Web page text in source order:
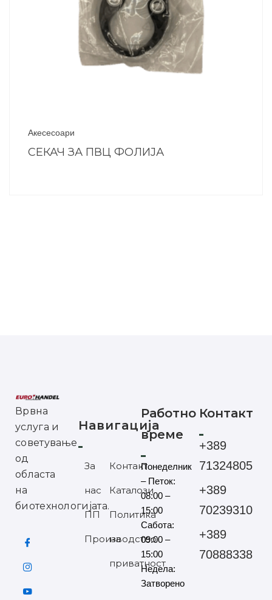
Акесесоари
СЕКАЧ ЗА ПВЦ ФОЛИЈА
Врвна
услуга и
советување
од
областа
на
биотехнологијата.
Навигација
За
нас
ПП
Производство
Контакт
Каталози
Политика
на
приватност
Работно
време
Понеделник
– Петок:
08:00 –
15:00
Сабота:
09:00 –
15:00
Недела:
Затворено
Контакт
+389
71324805
+389
70239310
+389
70888338